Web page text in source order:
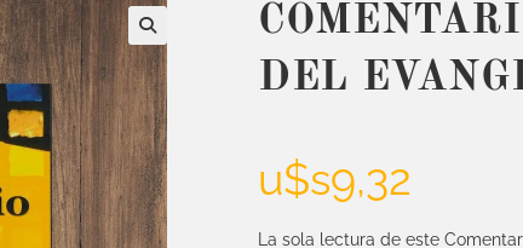
DEL
u$s9,32
La sola lectura de este